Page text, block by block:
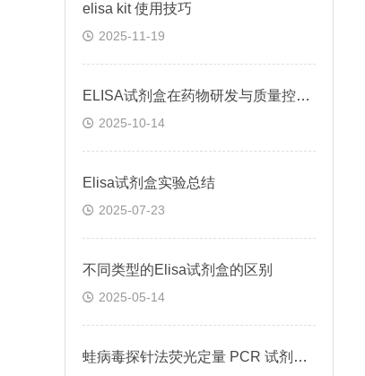
elisa kit 使用技巧
2025-11-19
ELISA试剂盒在药物研发与质量控制中的应用实践
2025-10-14
Elisa试剂盒实验总结
2025-07-23
不同类型的Elisa试剂盒的区别
2025-05-14
蛙病毒探针法荧光定量 PCR 试剂盒定量定性检测